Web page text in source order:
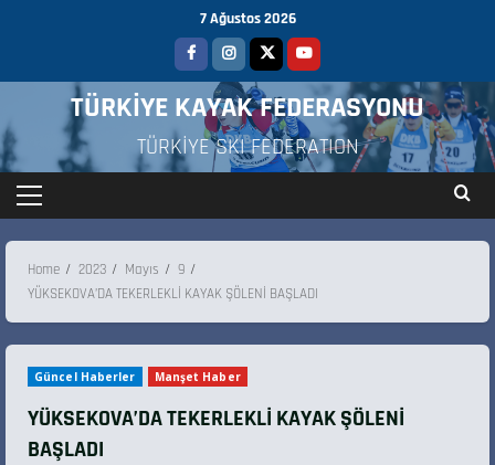
7 Ağustos 2026
TÜRKİYE KAYAK FEDERASYONU
TÜRKİYE SKI FEDERATION
Home 2023 Mayıs
9
YÜKSEKOVA’DA TEKERLEKLİ KAYAK ŞÖLENİ BAŞLADI
Güncel Haberler Manşet Haber
YÜKSEKOVA’DA TEKERLEKLİ KAYAK ŞÖLENİ
BAŞLADI